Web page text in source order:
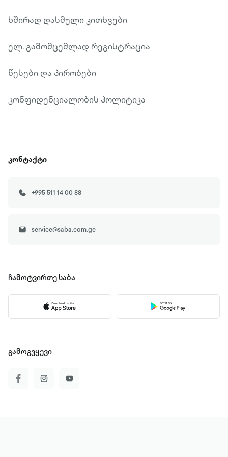
ხშირად დასმული კითხვები
ელ. გამომცემლად რეგისტრაცია
წესები და პირობები
კონფიდენციალობის პოლიტიკა
კონტაქტი
+995 511 14 00 88
service@saba.com.ge
ჩამოტვირთე საბა
გამოგვყევი